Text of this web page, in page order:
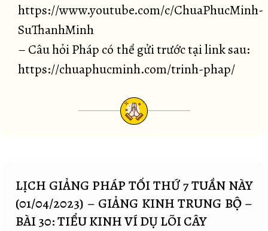
https://www.youtube.com/c/ChuaPhucMinh-
SuThanhMinh
– Câu hỏi Pháp có thể gửi trước tại link sau:
https://chuaphucminh.com/trinh-phap/
LỊCH GIẢNG PHÁP TỐI THỨ 7 TUẦN NÀY
(01/04/2023) – GIẢNG KINH TRUNG BỘ –
BÀI 30: TIỂU KINH VÍ DỤ LÕI CÂY